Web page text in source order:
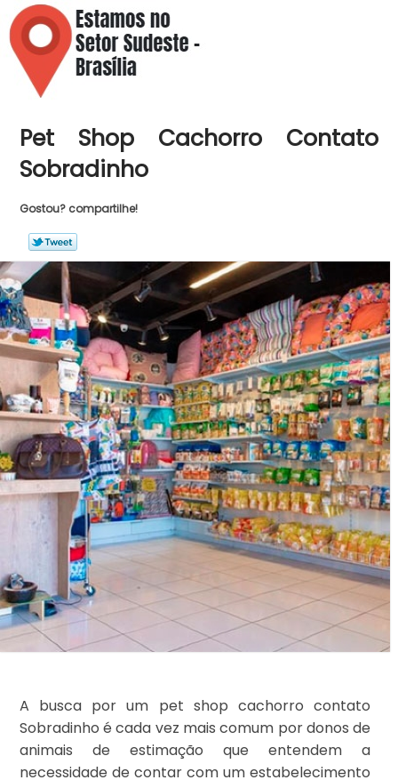
Pet Shop Cachorro Contato
Sobradinho
Gostou? compartilhe!
A busca por um pet shop cachorro contato
Sobradinho é cada vez mais comum por donos de
animais de estimação que entendem a
necessidade de contar com um estabelecimento